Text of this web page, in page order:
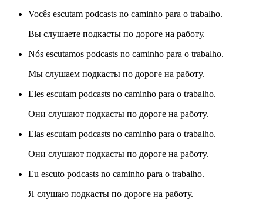
Vocês escutam podcasts no caminho para o trabalho.
Вы слушаете подкасты по дороге на работу.
Nós escutamos podcasts no caminho para o trabalho.
Мы слушаем подкасты по дороге на работу.
Eles escutam podcasts no caminho para o trabalho.
Они слушают подкасты по дороге на работу.
Elas escutam podcasts no caminho para o trabalho.
Они слушают подкасты по дороге на работу.
Eu escuto podcasts no caminho para o trabalho.
Я слушаю подкасты по дороге на работу.